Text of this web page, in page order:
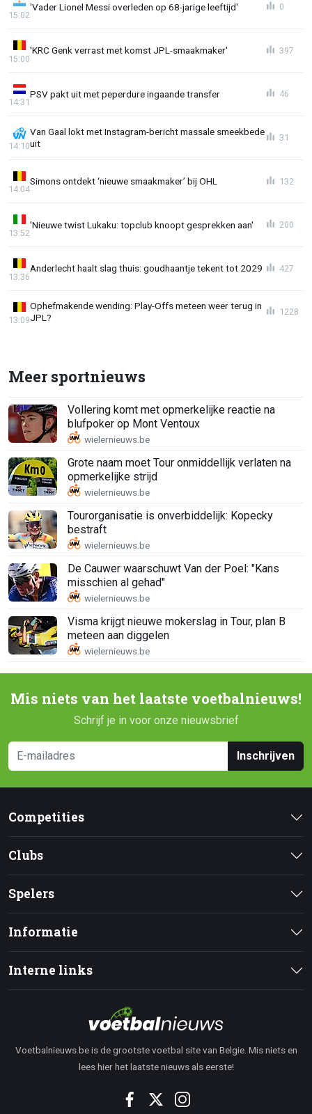
'Vader Lionel Messi overleden op 68-jarige leeftijd'
15:02
0
'KRC Genk verrast met komst JPL-smaakmaker'
15:00
397
PSV pakt uit met peperdure ingaande transfer
14:31
46
Van Gaal lokt met Instagram-bericht massale smeekbede
uit
14:10
31
Simons ontdekt ‘nieuwe smaakmaker’ bij OHL
14:04
132
'Nieuwe twist Lukaku: topclub knoopt gesprekken aan'
13:52
200
Anderlecht haalt slag thuis: goudhaantje tekent tot 2029
13:36
427
Ophefmakende wending: Play-Offs meteen weer terug in
JPL?
13:09
1228
Meer sportnieuws
Vollering komt met opmerkelijke reactie na
blufpoker op Mont Ventoux
Grote naam moet Tour onmiddellijk verlaten na
opmerkelijke strijd
Tourorganisatie is onverbiddelijk: Kopecky
bestraft
De Cauwer waarschuwt Van der Poel: "Kans
misschien al gehad"
Visma krijgt nieuwe mokerslag in Tour, plan B
meteen aan diggelen
Mis niets van het laatste voetbalnieuws!
Schrijf je in voor onze nieuwsbrief
Inschrijven
Competities
Clubs
Spelers
Informatie
Interne links
Voetbalnieuws.be is de grootste voetbal site van Belgie. Mis niets en
lees hier het laatste nieuws als eerste!